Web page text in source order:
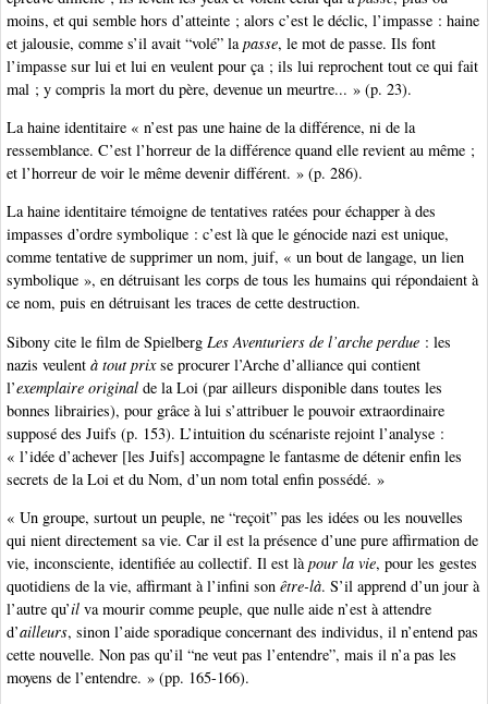
moins, et qui semble hors d’atteinte ; alors c’est le déclic, l’impasse : haine
et jalousie, comme s’il avait “volé” la passe, le mot de passe. Ils font
l’impasse sur lui et lui en veulent pour ça ; ils lui reprochent tout ce qui fait
mal ; y compris la mort du père, devenue un meurtre... » (p. 23).
La haine identitaire « n’est pas une haine de la différence, ni de la
ressemblance. C’est l’horreur de la différence quand elle revient au même ;
et l’horreur de voir le même devenir différent. » (p. 286).
La haine identitaire témoigne de tentatives ratées pour échapper à des
impasses d’ordre symbolique : c’est là que le génocide nazi est unique,
comme tentative de supprimer un nom, juif, « un bout de langage, un lien
symbolique », en détruisant les corps de tous les humains qui répondaient à
ce nom, puis en détruisant les traces de cette destruction.
Sibony cite le film de Spielberg Les Aventuriers de l’arche perdue : les
nazis veulent à tout prixse procurer l’Arche d’alliance qui contient
l’exemplaire original de la Loi (par ailleurs disponible dans toutes les
bonnes librairies), pour grâce à lui s’attribuer le pouvoir extraordinaire
supposé des Juifs (p. 153). L’intuition du scénariste rejoint l’analyse :
« l’idée d’achever [les Juifs] accompagne le fantasme de détenir enfin les
secrets de la Loi et du Nom, d’un nom total enfin possédé. »
« Un groupe, surtout un peuple, ne “reçoit” pas les idées ou les nouvelles
qui nient directement sa vie. Car il est la présence d’une pure affirmation de
vie, inconsciente, identifiée au collectif. Il est làpour la vie, pour les gestes
quotidiens de la vie, affirmant à l’infini son être-là. S’il apprend d’un jour à
l’autre qu’il va mourir comme peuple, que nulle aide n’est à attendre
d’ailleurs, sinon l’aide sporadique concernant des individus, il n’entend pas
cette nouvelle. Non pas qu’il “ne veut pas l’entendre”, mais il n’a pas les
moyens de l’entendre. » (pp. 165-166).